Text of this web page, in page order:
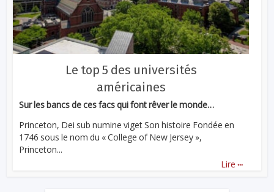
Le top 5 des universités
américaines
Sur les bancs de ces facs qui font rêver le monde…
Princeton, Dei sub numine viget Son histoire Fondée en
1746 sous le nom du « College of New Jersey »,
Princeton...
Lire ...